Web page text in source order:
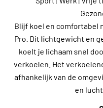
Blijf koel en comfortabel
Pro. Dit lichtgewicht en
koelt je lichaam snel
verkoelen. Het
afhankelijk van de
en